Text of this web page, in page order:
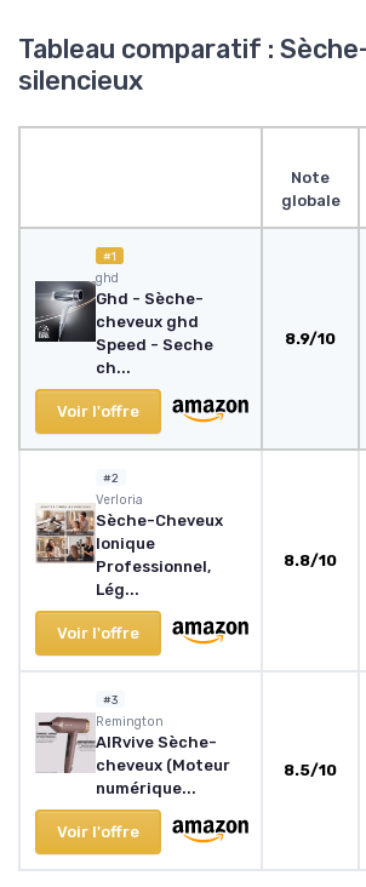
Tableau comparatif :
silencieux
Note
globale
#1
ghd
Ghd - Sèche-
cheveux ghd
Speed - Seche
ch...
Voir l'offre
8.9/10
#2
Verloria
Sèche-Cheveux
Ionique
Professionnel,
Lég...
Voir l'offre
8.8/10
#3
Remington
AIRvive Sèche-
cheveux (Moteur
numérique...
Voir l'offre
8.5/10